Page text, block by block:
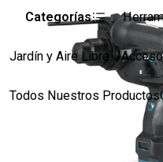
Categorías
Jardín y Aire Libre
Todos Nuestros Productos